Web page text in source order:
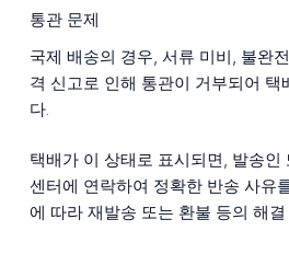
통관 문제
국제 배송의 경우, 서류 미비, 불완
격 신고로 인해 통관이 거부되어 택
다.
택배가 이 상태로 표시되면, 발송
센터에 연락하여 정확한 반송 사유
에 따라 재발송 또는 환불 등의 해